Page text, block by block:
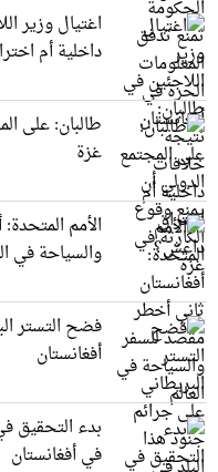
اغتيال وزير
داخلية أم
طالبان: على
غزة
الأمم
والسياحة في
فضح التستر
أفغانستان
بدء التحقيق
في أفغانستان